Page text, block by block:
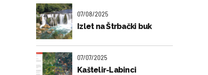
07/08/2025
Izlet na Štrbački buk
07/07/2025
Kaštelir-Labinci